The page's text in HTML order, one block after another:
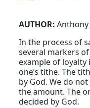
AUTHOR:Anthony
In the process of
several markers
example of
one’s tithe. The
by God. We do
the amount. The
decided by God.